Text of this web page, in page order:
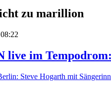
zu marillion
im